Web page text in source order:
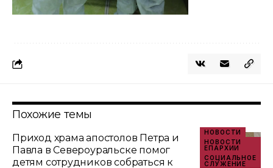
Похожие темы
НОВОСТИ
НОВОСТИ
ЕПАРХИИ
СОЦИАЛЬНОЕ
СЛУЖЕНИЕ
Приход храма апостолов Петра и
Павла в Североуральске помог
детям сотрудников собраться к